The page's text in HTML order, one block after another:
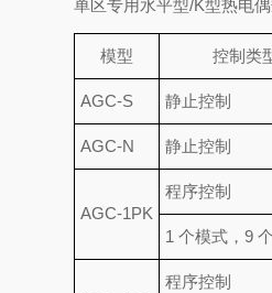
单区专用水平型/K型热电
模型 控制类
AGC-S 静止控制
AGC-N 静止控制
AGC-1PK
程序控制
1 个模式，9
程序控制